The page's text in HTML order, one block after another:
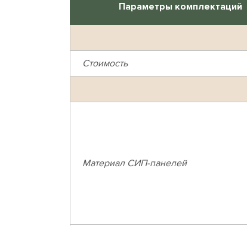
Параметры комплектаций
Стоимость
Материал СИП-панелей